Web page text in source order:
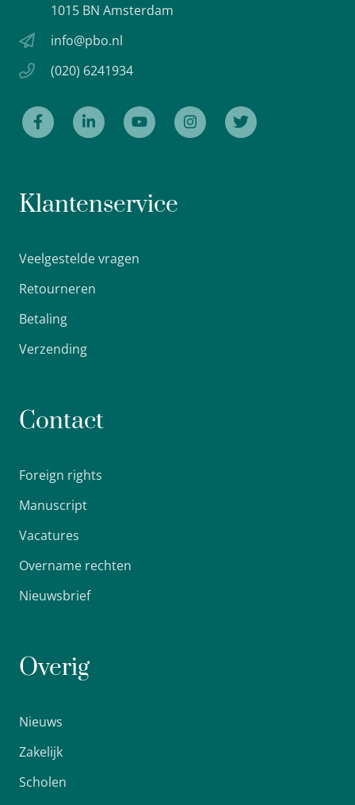
1015 BN Amsterdam
info@pbo.nl
(020) 6241934
Klantenservice
Veelgestelde vragen
Retourneren
Betaling
Verzending
Contact
Foreign rights
Manuscript
Vacatures
Overname rechten
Nieuwsbrief
Overig
Nieuws
Zakelijk
Scholen